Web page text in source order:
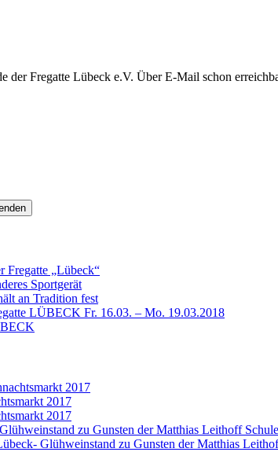
der Fregatte Lübeck e.V. Über E-Mail schon
Fregatte „Lübeck“
Sportgerät
an Tradition fest
LÜBECK Fr. 16.03. – Mo. 19.03.2018
2017
2017
2017
zu Gunsten der Matthias Leithoff Schule
Glühweinstand zu Gunsten der Matthias